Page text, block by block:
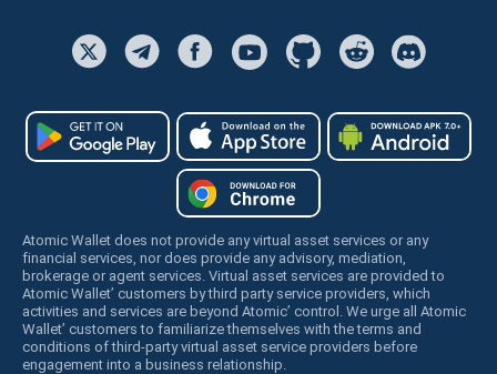
Atomic Wallet does not provide any virtual asset services or any
financial services, nor does provide any advisory, mediation,
brokerage or agent services. Virtual asset services are provided to
Atomic Wallet’ customers by third party service providers, which
activities and services are beyond Atomic’ control. We urge all Atomic
Wallet’ customers to familiarize themselves with the terms and
conditions of third-party virtual asset service providers before
engagement into a business relationship.